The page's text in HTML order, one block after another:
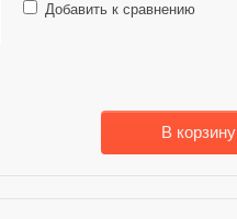
Добавить к сравнению
В корзину